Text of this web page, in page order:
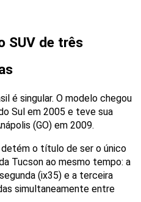
SUV de três
é singular. O modelo chegou
Sul em 2005 e teve sua
(GO) em 2009.
detém o título de ser o único
Tucson ao mesmo tempo: a
(ix35) e a terceira
simultaneamente entre